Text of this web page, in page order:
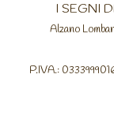
I SEGNI
Alzano
P.IVA.: